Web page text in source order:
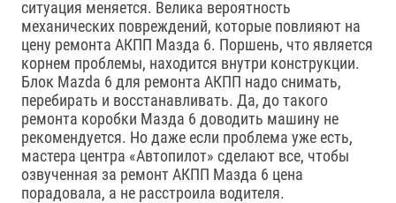
ситуация меняется. Велика вероятность
механических повреждений, которые повлияют на
цену ремонта АКПП Мазда 6. Поршень, что является
корнем проблемы, находится внутри конструкции.
Блок Mazda 6 для ремонта АКПП надо снимать,
перебирать и восстанавливать. Да, до такого
ремонта коробки Мазда 6 доводить машину не
рекомендуется. Но даже если проблема уже есть,
мастера центра «Автопилот» сделают все, чтобы
озвученная за ремонт АКПП Мазда 6 цена
порадовала, а не расстроила водителя.